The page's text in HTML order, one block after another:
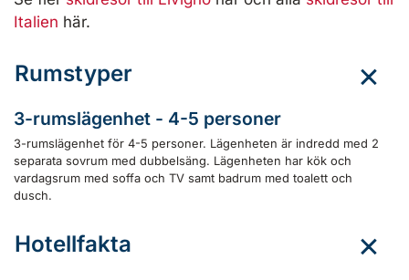
Italien här.
Rumstyper
3-rumslägenhet - 4-5 personer
3-rumslägenhet för 4-5 personer. Lägenheten är indredd med 2
separata sovrum med dubbelsäng. Lägenheten har kök och
vardagsrum med soffa och TV samt badrum med toalett och
dusch.
Hotellfakta